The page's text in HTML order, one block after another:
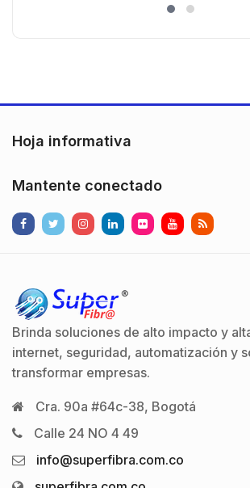
ideal para hasta 80 km,
Hoja informativa
Mantente conectado
Brinda soluciones de alto impacto y
internet, seguridad, automatización y
transformar empresas.
Cra. 90a #64c-38, Bogotá
Calle 24 NO 4 49
info@superfibra.com.co